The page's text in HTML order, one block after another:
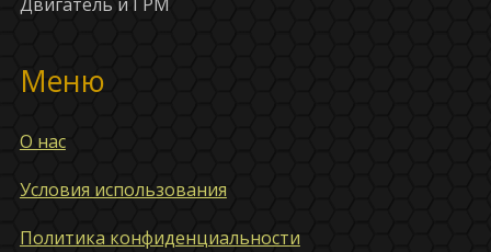
Двигатель и ГРМ
Меню
О нас
Условия использования
Политика конфиденциальности